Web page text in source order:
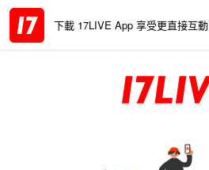
下載 17LIVE App 享受更直接互動